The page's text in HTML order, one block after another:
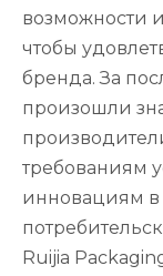
возможности
чтобы
бренда. За
произошли
требованиям
инновациям
Ruijia